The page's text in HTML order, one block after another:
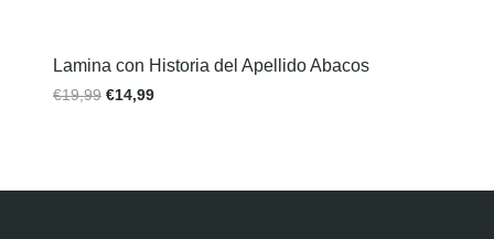
Lamina con Historia del Apellido Abacos
€19,99 €14,99